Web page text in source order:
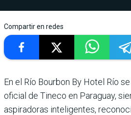
Compartir en redes
En el Río Bourbon By Hotel Río
ofi­cial de Tineco en Paraguay,
aspi­radoras inteligentes,